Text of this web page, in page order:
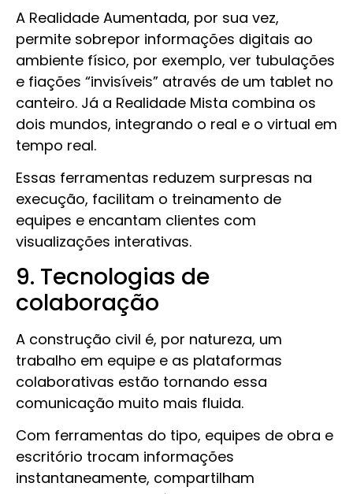
A Realidade Aumentada, por sua vez,
permite sobrepor informações digitais ao
ambiente físico, por exemplo, ver tubulações
e fiações “invisíveis” através de um tablet no
canteiro. Já a Realidade Mista combina os
dois mundos, integrando o real e o virtual em
tempo real.
Essas ferramentas reduzem surpresas na
execução, facilitam o treinamento de
equipes e encantam clientes com
visualizações interativas.
9. Tecnologias de
colaboração
A construção civil é, por natureza, um
trabalho em equipe e as plataformas
colaborativas estão tornando essa
comunicação muito mais fluida.
Com ferramentas do tipo, equipes de obra e
escritório trocam informações
instantaneamente, compartilham